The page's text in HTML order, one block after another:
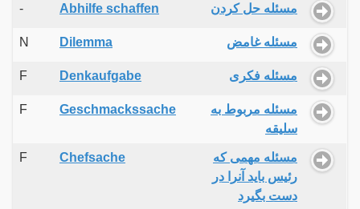
- Abhilfe schaffen مسئله حل کردن
N Dilemma مسئله غامض
F Denkaufgabe مسئله فکری
F Geschmackssache
مسئله مربوط به
سلیقه
F Chefsache
مسئله مهمی که
رئیس باید آنرا در
دست بگیرد